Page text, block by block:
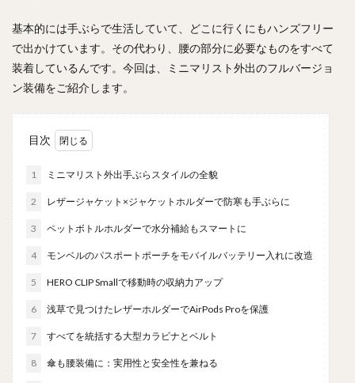
基本的には手ぶらで生活していて、どこに行くにもハンズフリー
で出かけています。その代わり、腰の部分に必要なものをすべて
装着しているんです。今回は、ミニマリスト外出のフルバージョ
ン装備をご紹介します。
目次
1 ミニマリスト外出手ぶらスタイルの全貌
2 レザージャケット×ジャケットホルダーで防寒も手ぶらに
3 ペットボトルホルダーで水分補給もスマートに
4 モンベルのパスポートポーチをモバイルバッテリー入れに改造
5 HERO CLIP Smallで移動時の収納力アップ
6 浅草で見つけたレザーホルダーでAirPods Proを保護
7 すべてを統括する大型カラビナとベルト
8 傘も腰装備に：実用性と安全性を兼ねる